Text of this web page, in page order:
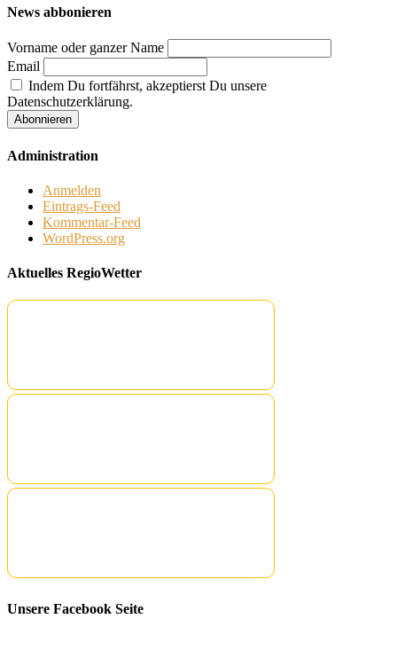
News abbonieren
Vorname oder ganzer Name
Email
Indem Du fortfährst, akzeptierst Du unsere
Datenschutzerklärung.
Administration
Anmelden
Eintrags-Feed
Kommentar-Feed
WordPress.org
Aktuelles RegioWetter
Unsere Facebook Seite